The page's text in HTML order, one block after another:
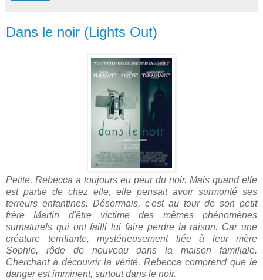
Dans le noir (Lights Out)
Petite, Rebecca a toujours eu peur du noir. Mais quand elle
est partie de chez elle, elle pensait avoir surmonté ses
terreurs enfantines. Désormais, c'est au tour de son petit
frère Martin d'être victime des mêmes phénomènes
surnaturels qui ont failli lui faire perdre la raison. Car une
créature terrifiante, mystérieusement liée à leur mère
Sophie, rôde de nouveau dans la maison familiale.
Cherchant à découvrir la vérité, Rebecca comprend que le
danger est imminent, surtout dans le noir.